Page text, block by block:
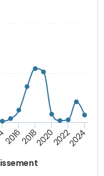
20162018202020222024